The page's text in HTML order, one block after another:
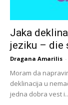
Jaka
jeziku – die
Dragana Amarilis -
Moram da
deklinacija u
jedna dobra vest